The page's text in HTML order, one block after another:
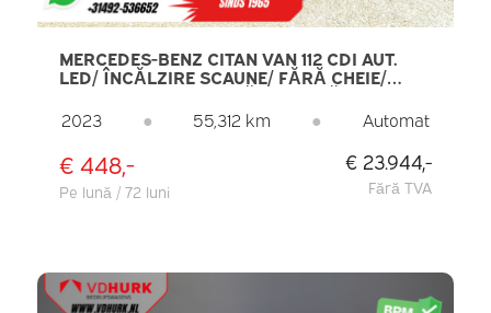
MERCEDES-BENZ CITAN VAN 112 CDI AUT.
LED/ ÎNCĂLZIRE SCAUNE/ FĂRĂ CHEIE/
BARA DE REMORCARE
2023 ● 55,312 km ● Automat
€ 448,-
Pe lună / 72 luni
€ 23.944,-
Fără TVA